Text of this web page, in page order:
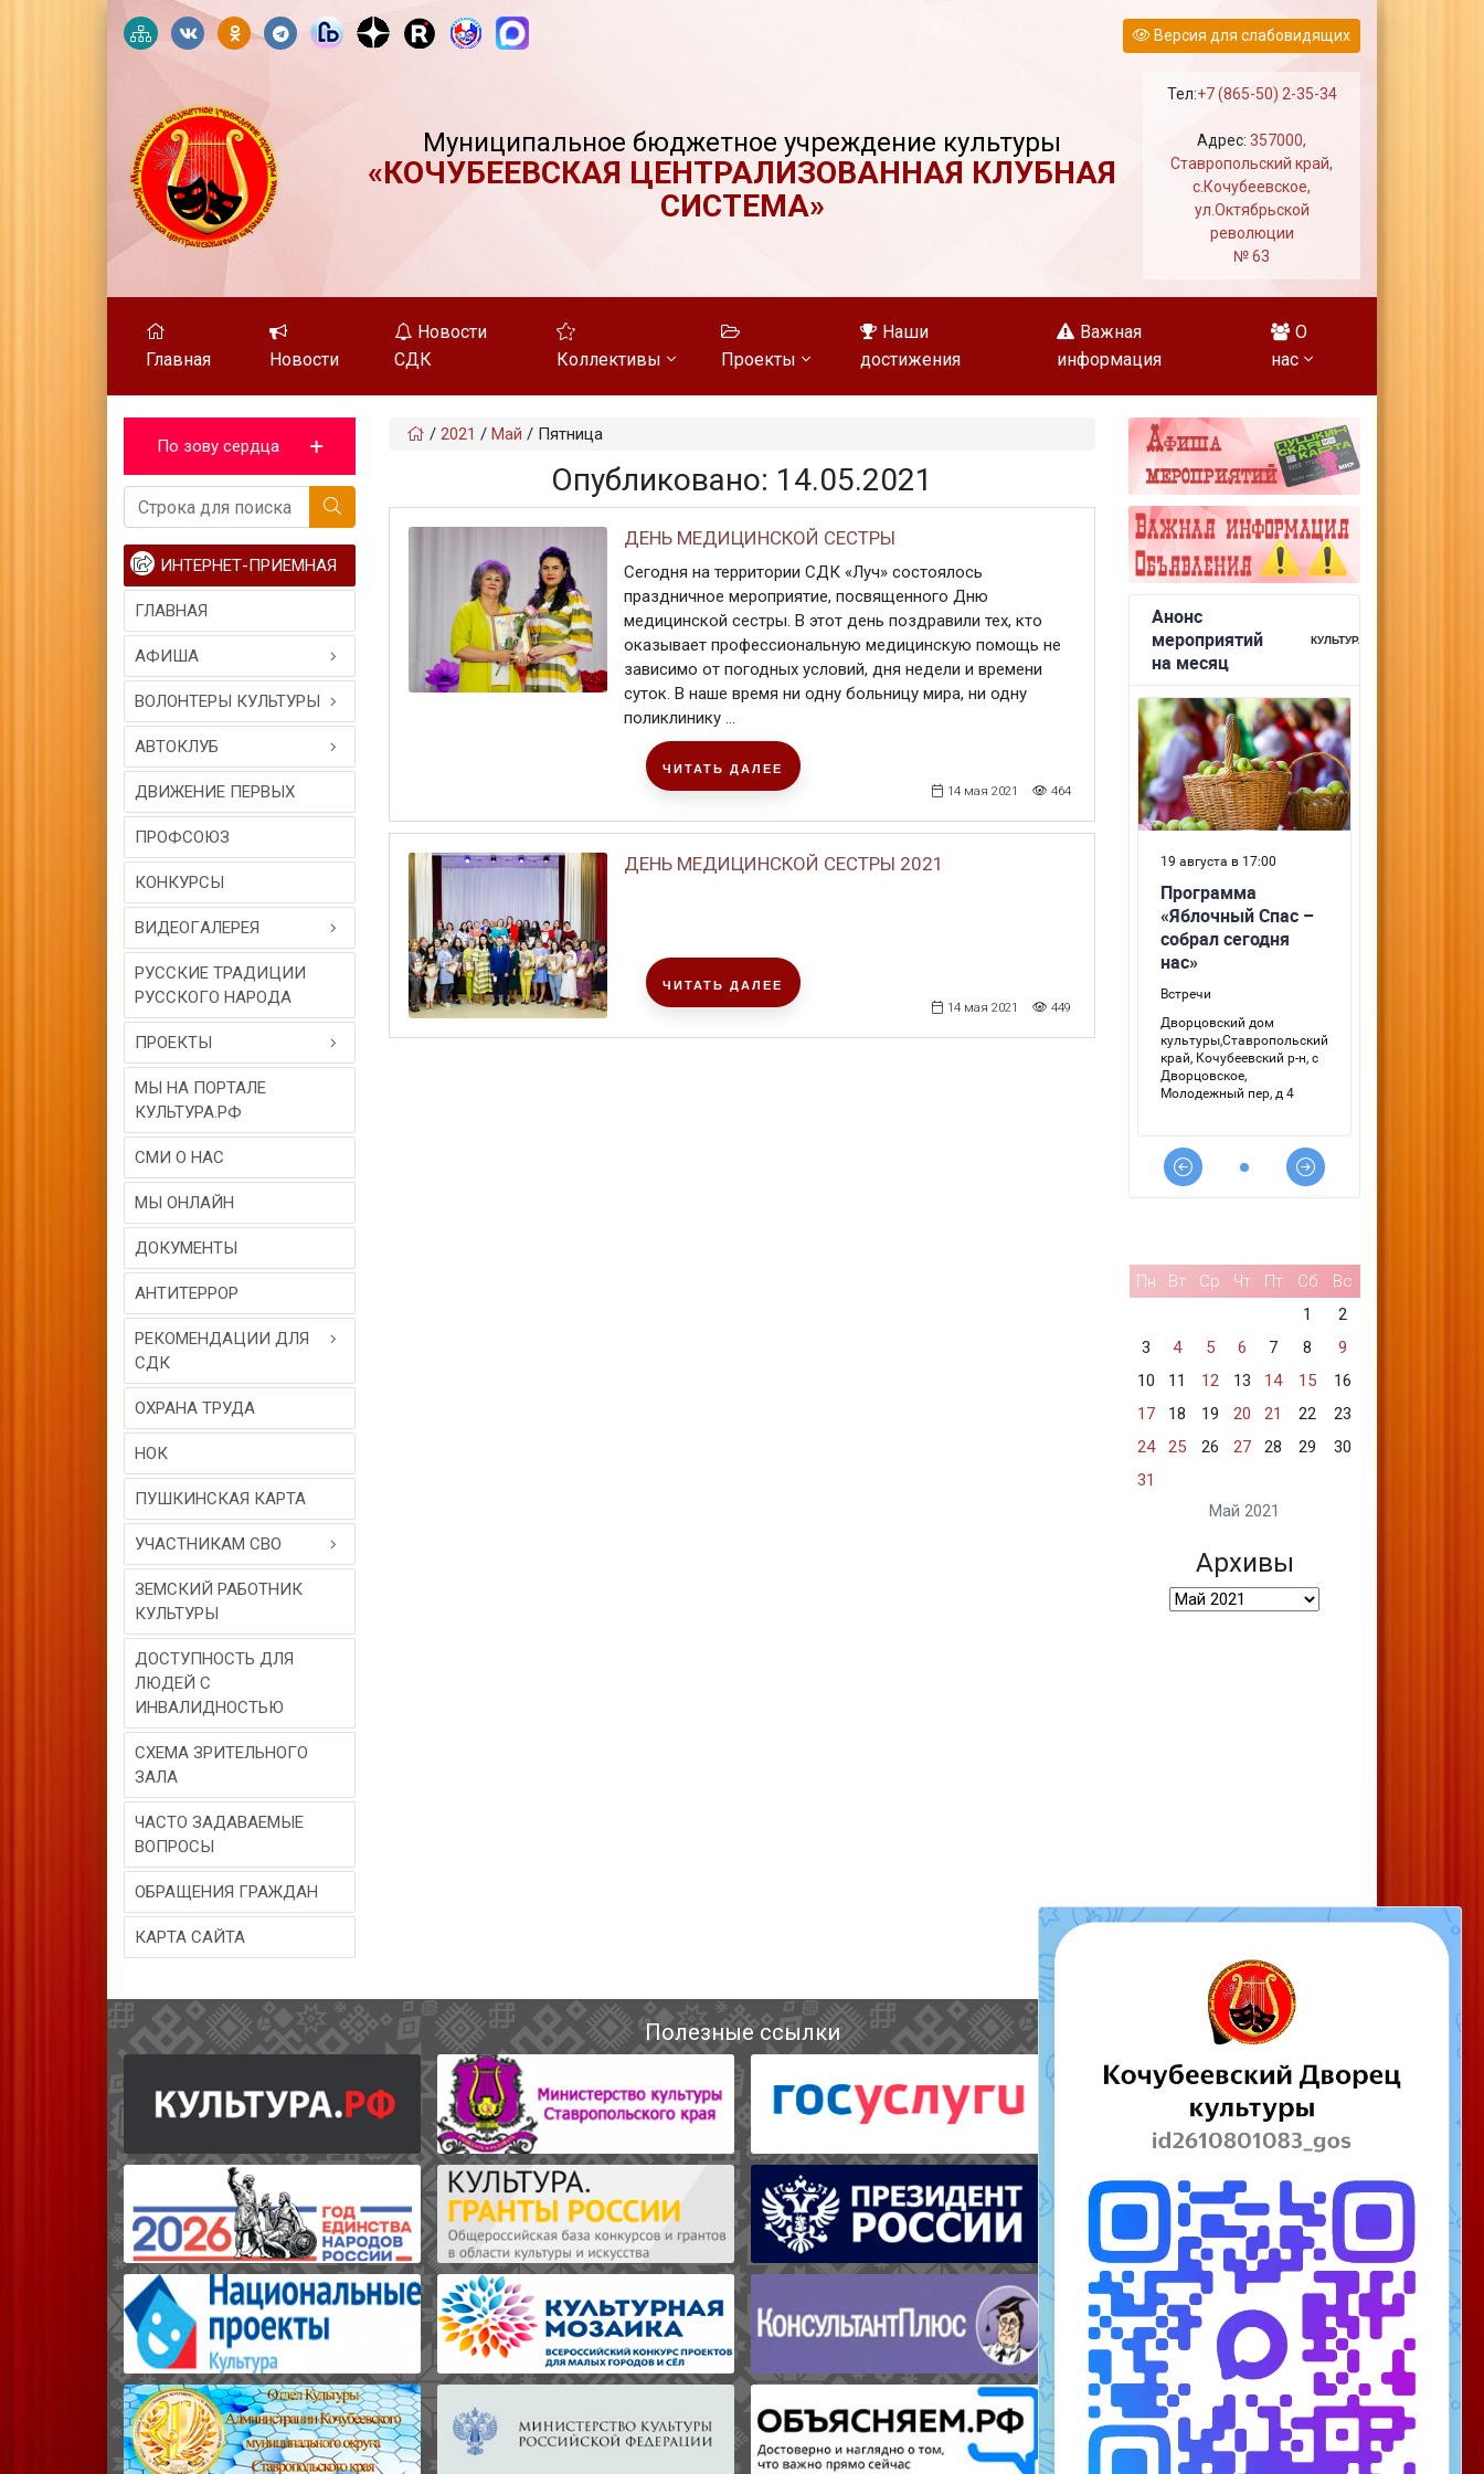
Версия для слабовидящих
Муниципальное бюджетное учреждение культуры
«КОЧУБЕЕВСКАЯ ЦЕНТРАЛИЗОВАННАЯ КЛУБНАЯ
СИСТЕМА»
Тел:+7 (865-50) 2-35-34
Адрес:357000,
Ставропольский край,
с.Кочубеевское,
ул.Октябрьской
революции
№ 63
Главная Новости
Новости
СДК
Коллективы Проекты
Наши
достижения
Важная
информация
О
нас
По зову сердца
ИНТЕРНЕТ-ПРИЕМНАЯ
ГЛАВНАЯ
АФИША
ВОЛОНТЕРЫ КУЛЬТУРЫ
АВТОКЛУБ
ДВИЖЕНИЕ ПЕРВЫХ
ПРОФСОЮЗ
КОНКУРСЫ
ВИДЕОГAЛЕРЕЯ
РУССКИЕ ТРАДИЦИИ
РУССКОГО НАРОДА
ПРОЕКТЫ
МЫ НА ПОРТАЛЕ
КУЛЬТУРА.РФ
СМИ О НАС
МЫ ОНЛАЙН
ДОКУМЕНТЫ
АНТИТЕРРОР
РЕКОМЕНДАЦИИ ДЛЯ
СДК
ОХРАНА ТРУДА
НОК
ПУШКИНСКАЯ КАРТА
УЧАСТНИКАМ СВО
ЗЕМСКИЙ РАБОТНИК
КУЛЬТУРЫ
ДОСТУПНОСТЬ ДЛЯ
ЛЮДЕЙ С
ИНВАЛИДНОСТЬЮ
СХЕМА ЗРИТЕЛЬНОГО
ЗАЛА
ЧАСТО ЗАДАВАЕМЫЕ
ВОПРОСЫ
ОБРАЩЕНИЯ ГРАЖДАН
КАРТА САЙТА
/ 2021 / Май / Пятница
Опубликовано: 14.05.2021
ДЕНЬ МЕДИЦИНСКОЙ СЕСТРЫ
Сегодня на территории СДК «Луч» состоялось
праздничное мероприятие, посвященного Дню
медицинской сестры. В этот день поздравили тех, кто
оказывает профессиональную медицинскую помощь не
зависимо от погодных условий, дня недели и времени
суток. В наше время ни одну больницу мира, ни одну
поликлинику ...
14 мая 2021 464
ЧИТАТЬ ДАЛЕЕ
ДЕНЬ МЕДИЦИНСКОЙ СЕСТРЫ 2021
14 мая 2021 449
ЧИТАТЬ ДАЛЕЕ
Май 2021
Пн Вт Ср Чт Пт Сб
Вс
1
2
3
4 5 6 7 8
9
10
11 12 13 14 15
16
17
18 19 20 21 22
23
24
25 26 27 28 29
30
31
Архивы
Архивы
Полезные ссылки